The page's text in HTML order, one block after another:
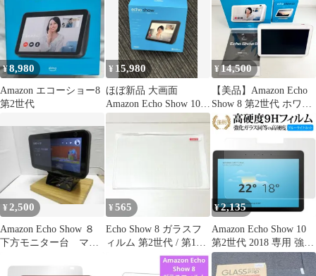
¥8,980
Amazon エコーショー8
第2世代
¥ 15,980
ほぼ新品 大画面
Amazon Echo Show 10
¥14,500
【美品】Amazon Echo
Show 8 第2世代 ホワイ
ト 純正スタンド 画面フ
ィルム付き アマゾン
トスピーカー
¥2,500
Amazon Echo Show ８
下方モニター台 マグ
キ
¥565
Echo Show 8 ガラスフ
ィルム 第2世代 / 第1世
¥2,135
Amazon Echo Show 10
第2世代 2018 専用 強化
ガラスフィルム と 同等
の 高硬度9H ブルーラ